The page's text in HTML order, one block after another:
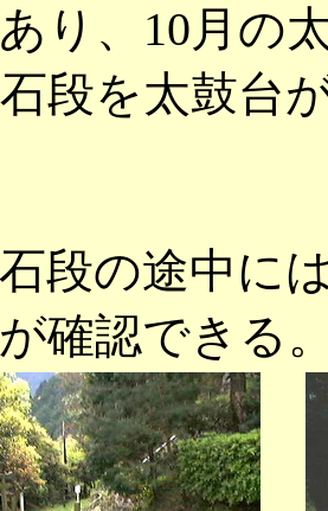
り、10月の
段を太鼓台
段の途中に
確認できる